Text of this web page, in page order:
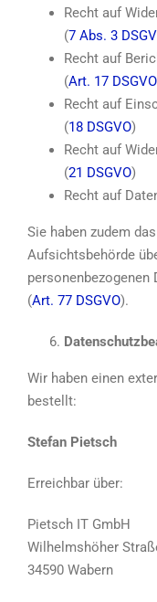
Recht auf
(7 Abs. 3
Recht auf
(Art. 17 DSGVO
Recht auf
(18 DSGVO)
Recht auf
(21 DSGVO)
Recht auf
Sie haben zudem
Aufsichtsbehörde
personenbezogenen
(Art. 77 DSGVO).
Wir haben einen
bestellt:
Stefan Pietsch
Erreichbar über:
Pietsch IT GmbH
Wilhelmshöher
34590 Wabern